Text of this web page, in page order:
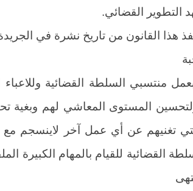
التطوير القضائي.
بعمل منتسبي السلطة القضائية
المستوى المعاشي لهم وبغية
تغنيهم عن أي عمل آخر لاينسجم مع
القضائية للقيام بالمهام الكبيرة